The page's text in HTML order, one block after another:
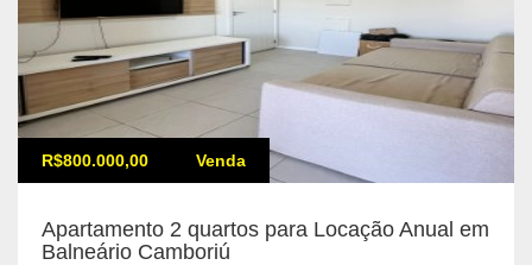
R$800.000,00 Venda
Apartamento 2 quartos para Locação Anual em
Balneário Camboriú